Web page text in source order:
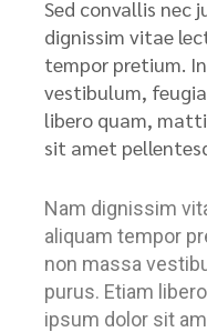
Sed convallis nec
dignissim vitae
tempor pretium.
vestibulum,
libero quam,
sit amet
Nam dignissim
aliquam tempor
non massa
purus. Etiam
ipsum dolor sit